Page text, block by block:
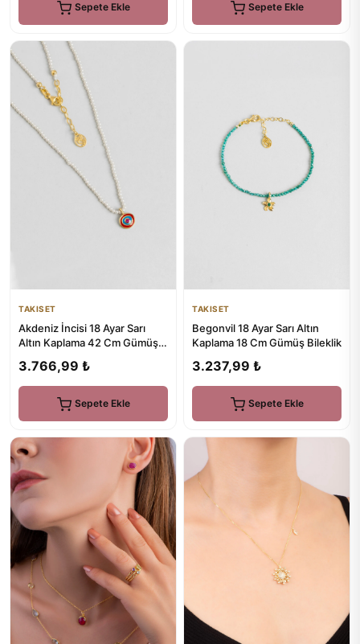
Sepete Ekle Sepete Ekle
TAKISET
Akdeniz İncisi 18 Ayar Sarı
Altın Kaplama 42 Cm Gümüş
3.766,99 ₺
Sepete Ekle
TAKISET
Begonvil 18 Ayar Sarı Altın
Kaplama 18 Cm Gümüş Bileklik
3.237,99 ₺
Sepete Ekle